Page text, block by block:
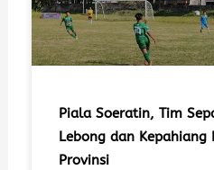
Piala Soeratin, Tim
Lebong dan Kepahiang
Provinsi